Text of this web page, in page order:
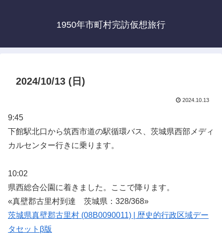
1950年市町村完訪仮想旅行
2024/10/13 (日)
2024.10.13
9:45
下館駅北口から筑西市道の駅循環バス、茨城県西部メディ
カルセンター行きに乗ります。
10:02
県西総合公園に着きました。ここで降ります。
«真壁郡古里村到達 茨城県：328/368»
茨城県真壁郡古里村 (08B0090011) | 歴史的行政区域デー
タセットβ版